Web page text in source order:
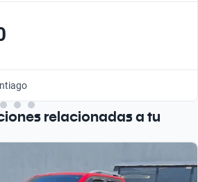
relacionadas a tu